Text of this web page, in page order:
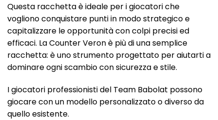
Questa racchetta è ideale per i giocatori che
vogliono conquistare punti in modo strategico e
capitalizzare le opportunità con colpi precisi ed
efficaci. La Counter Veron è più di una semplice
racchetta: è uno strumento progettato per aiutarti a
dominare ogni scambio con sicurezza e stile.
I giocatori professionisti del Team Babolat possono
giocare con un modello personalizzato o diverso da
quello esistente.